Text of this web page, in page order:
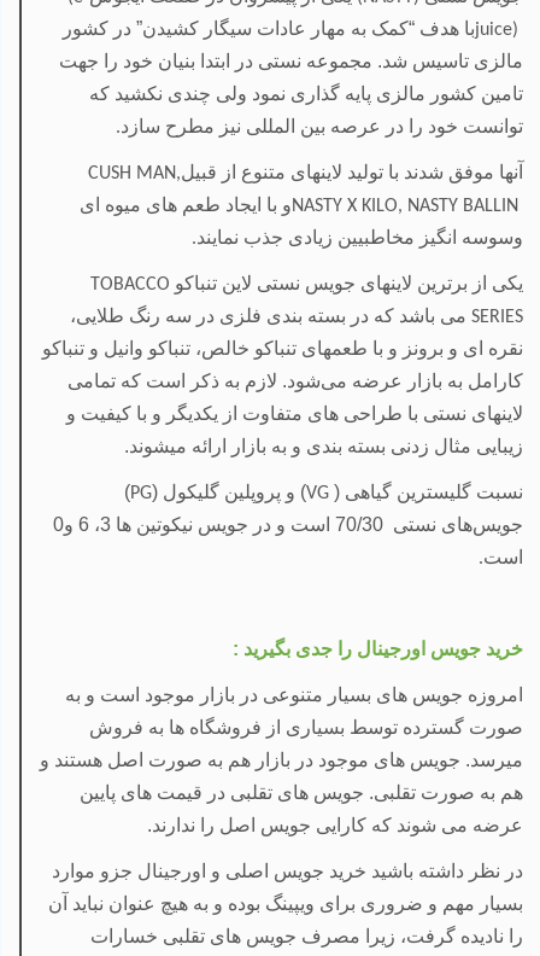
juice)با هدف “کمک به مهار عادات سیگار کشیدن” در کشور
مالزی تاسیس شد. مجموعه نستی در ابتدا بنیان خود را جهت
تامین کشور مالزی پایه گذاری نمود ولی چندی نکشید که
توانست خود را در عرصه بین المللی نیز مطرح سازد.
آنها موفق شدند با تولید لاینهای متنوع از قبیلCUSH MAN,
NASTY X KILO, NASTY BALLINو با ایجاد طعم های میوه ای
وسوسه انگیز مخاطبیین زیادی جذب نمایند.
یکی از برترین لاینهای جویس نستی لاین تنباکو TOBACCO
SERIESمی باشد که در بسته بندی فلزی در سه رنگ طلایی،
نقره ای و برونز و با طعمهای تنباکو خالص، تنباکو وانیل و تنباکو
کارامل به بازار عرضه می‌شود. لازم به ذکر است که تمامی
لاینهای نستی با طراحی های متفاوت از یکدیگر و با کیفیت و
زیبایی مثال زدنی بسته بندی و به بازار ارائه میشوند.
نسبت گلیسترین گیاهی ( VG) و پروپلین گلیکول (PG
)
جویس‌های نستی 70/30 است و در جویس نیکوتین ها 3، 6 و0
است.
خرید جویس اورجینال را جدی بگیرید :
امروزه جویس های بسیار متنوعی در بازار موجود است و به
صورت گسترده توسط بسیاری از فروشگاه ها به فروش
میرسد. جویس های موجود در بازار هم به صورت اصل هستند و
هم به صورت تقلبی. جویس های تقلبی در قیمت های پایین
عرضه می شوند که کارایی جویس اصل را ندارند.
در نظر داشته باشید خرید جویس اصلی و اورجینال جزو موارد
بسیار مهم و ضروری برای ویپینگ بوده و به هیچ عنوان نباید آن
را نادیده گرفت، زیرا مصرف جویس های تقلبی خسارات